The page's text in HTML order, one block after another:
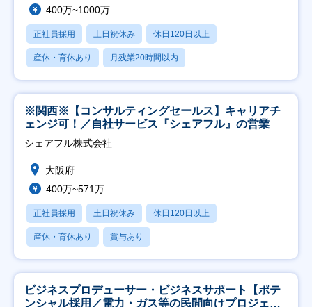
400万~1000万
正社員採用 土日祝休み 休日120日以上
産休・育休あり 月残業20時間以内
※関西※【コンサルティングセールス】キャリアチ
ェンジ可！／自社サービス『シェアフル』の営業
シェアフル株式会社
大阪府
400万~571万
正社員採用 土日祝休み 休日120日以上
産休・育休あり 賞与あり
ビジネスプロデューサー・ビジネスサポート【ポテ
ンシャル採用／電力・ガス等の民間向けプロジェク